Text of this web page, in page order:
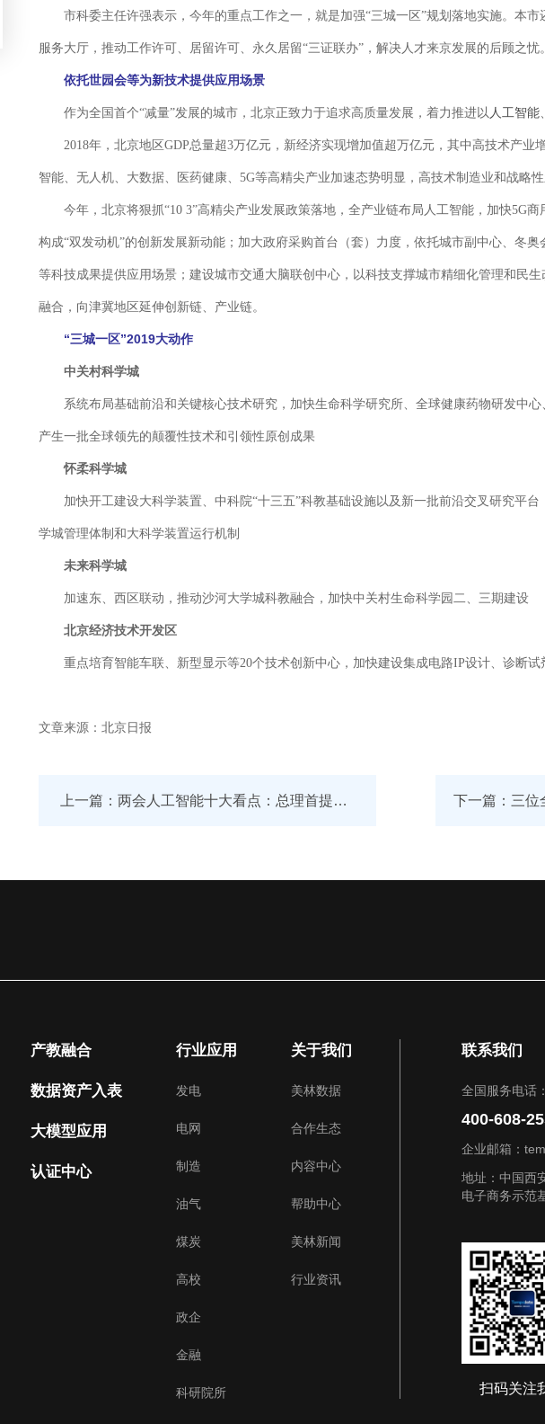
“核问”智能问答系统，引领核工业数据驱动未来
市科委主任许强表示，今年的重点工作之一，就是加强“三城一区”规划落地实施。本市
服务大厅，推动工作许可、居留许可、永久居留“三证联办”，解决人才来京发展的后顾之忧。
依托世园会等为新技术提供应用场景
作为全国首个“减量”发展的城市，北京正致力于追求高质量发展，着力推进以 人工智能
2018年，北京地区GDP总量超3万亿元，新经济实现增加值超万亿元，其中高技术产业
智能、无人机、大数据、医药健康、5G等高精尖产业加速态势明显，高技术制造业和战略性
今年，北京将狠抓“10 3”高精尖产业发展政策落地，全产业链布局人工智能，加快5G商
构成“双发动机”的创新发展新动能；加大政府采购首台（套）力度，依托城市副中心、冬奥
等科技成果提供应用场景；建设城市交通大脑联创中心，以科技支撑城市精细化管理和民生
融合，向津冀地区延伸创新链、产业链。
“三城一区”2019大动作
中关村科学城
系统布局基础前沿和关键核心技术研究，加快生命科学研究所、全球健康药物研发中心
产生一批全球领先的颠覆性技术和引领性原创成果
怀柔科学城
加快开工建设大科学装置、中科院“十三五”科教基础设施以及新一批前沿交叉研究平台
学城管理体制和大科学装置运行机制
未来科学城
加速东、西区联动，推动沙河大学城科教融合，加快中关村生命科学园二、三期建设
北京经济技术开发区
重点培育智能车联、新型显示等20个技术创新中心，加快建设集成电路IP设计、诊断试
文章来源：北京日报
上一篇：两会人工智能十大看点：总理首提智能+ 科技大佬争相提案
产教融合
数据资产入表
大模型应用
认证中心
行业应用
发电
电网
制造
油气
煤炭
高校
政企
金融
科研院所
关于我们
美林数据
合作生态
内容中心
帮助中心
美林新闻
行业资讯
联系我们
全国服务电话：
400-608-
企业邮箱：
地址：中国西
电子商务示范
扫码关注